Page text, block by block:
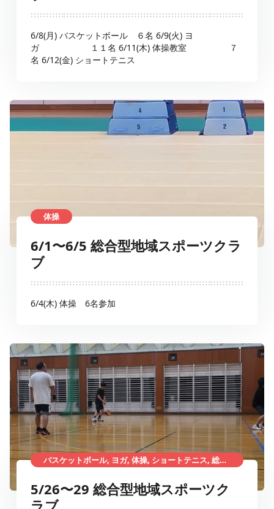
6/8(月) バスケットボール ６名 6/9(火) ヨ
ガ １１名 6/11(木) 体操教室 ７
名 6/12(金) ショートテニス
体操
6/1〜6/5 総合型地域スポーツクラ
ブ
6/4(木) 体操 6名参加
バスケットボール, ヨガ, 体操, ショートテニス, 総合型地域スポーツクラブ
5/26〜29 総合型地域スポーツク
ラブ